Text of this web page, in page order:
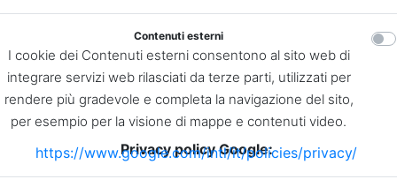
Contenuti esterni
I cookie dei Contenuti esterni consentono al sito web di
integrare servizi web rilasciati da terze parti, utilizzati per
rendere più gradevole e completa la navigazione del sito,
per esempio per la visione di mappe e contenuti video.
Privacy policy Google:
https://www.google.com/intl/it/policies/privacy/